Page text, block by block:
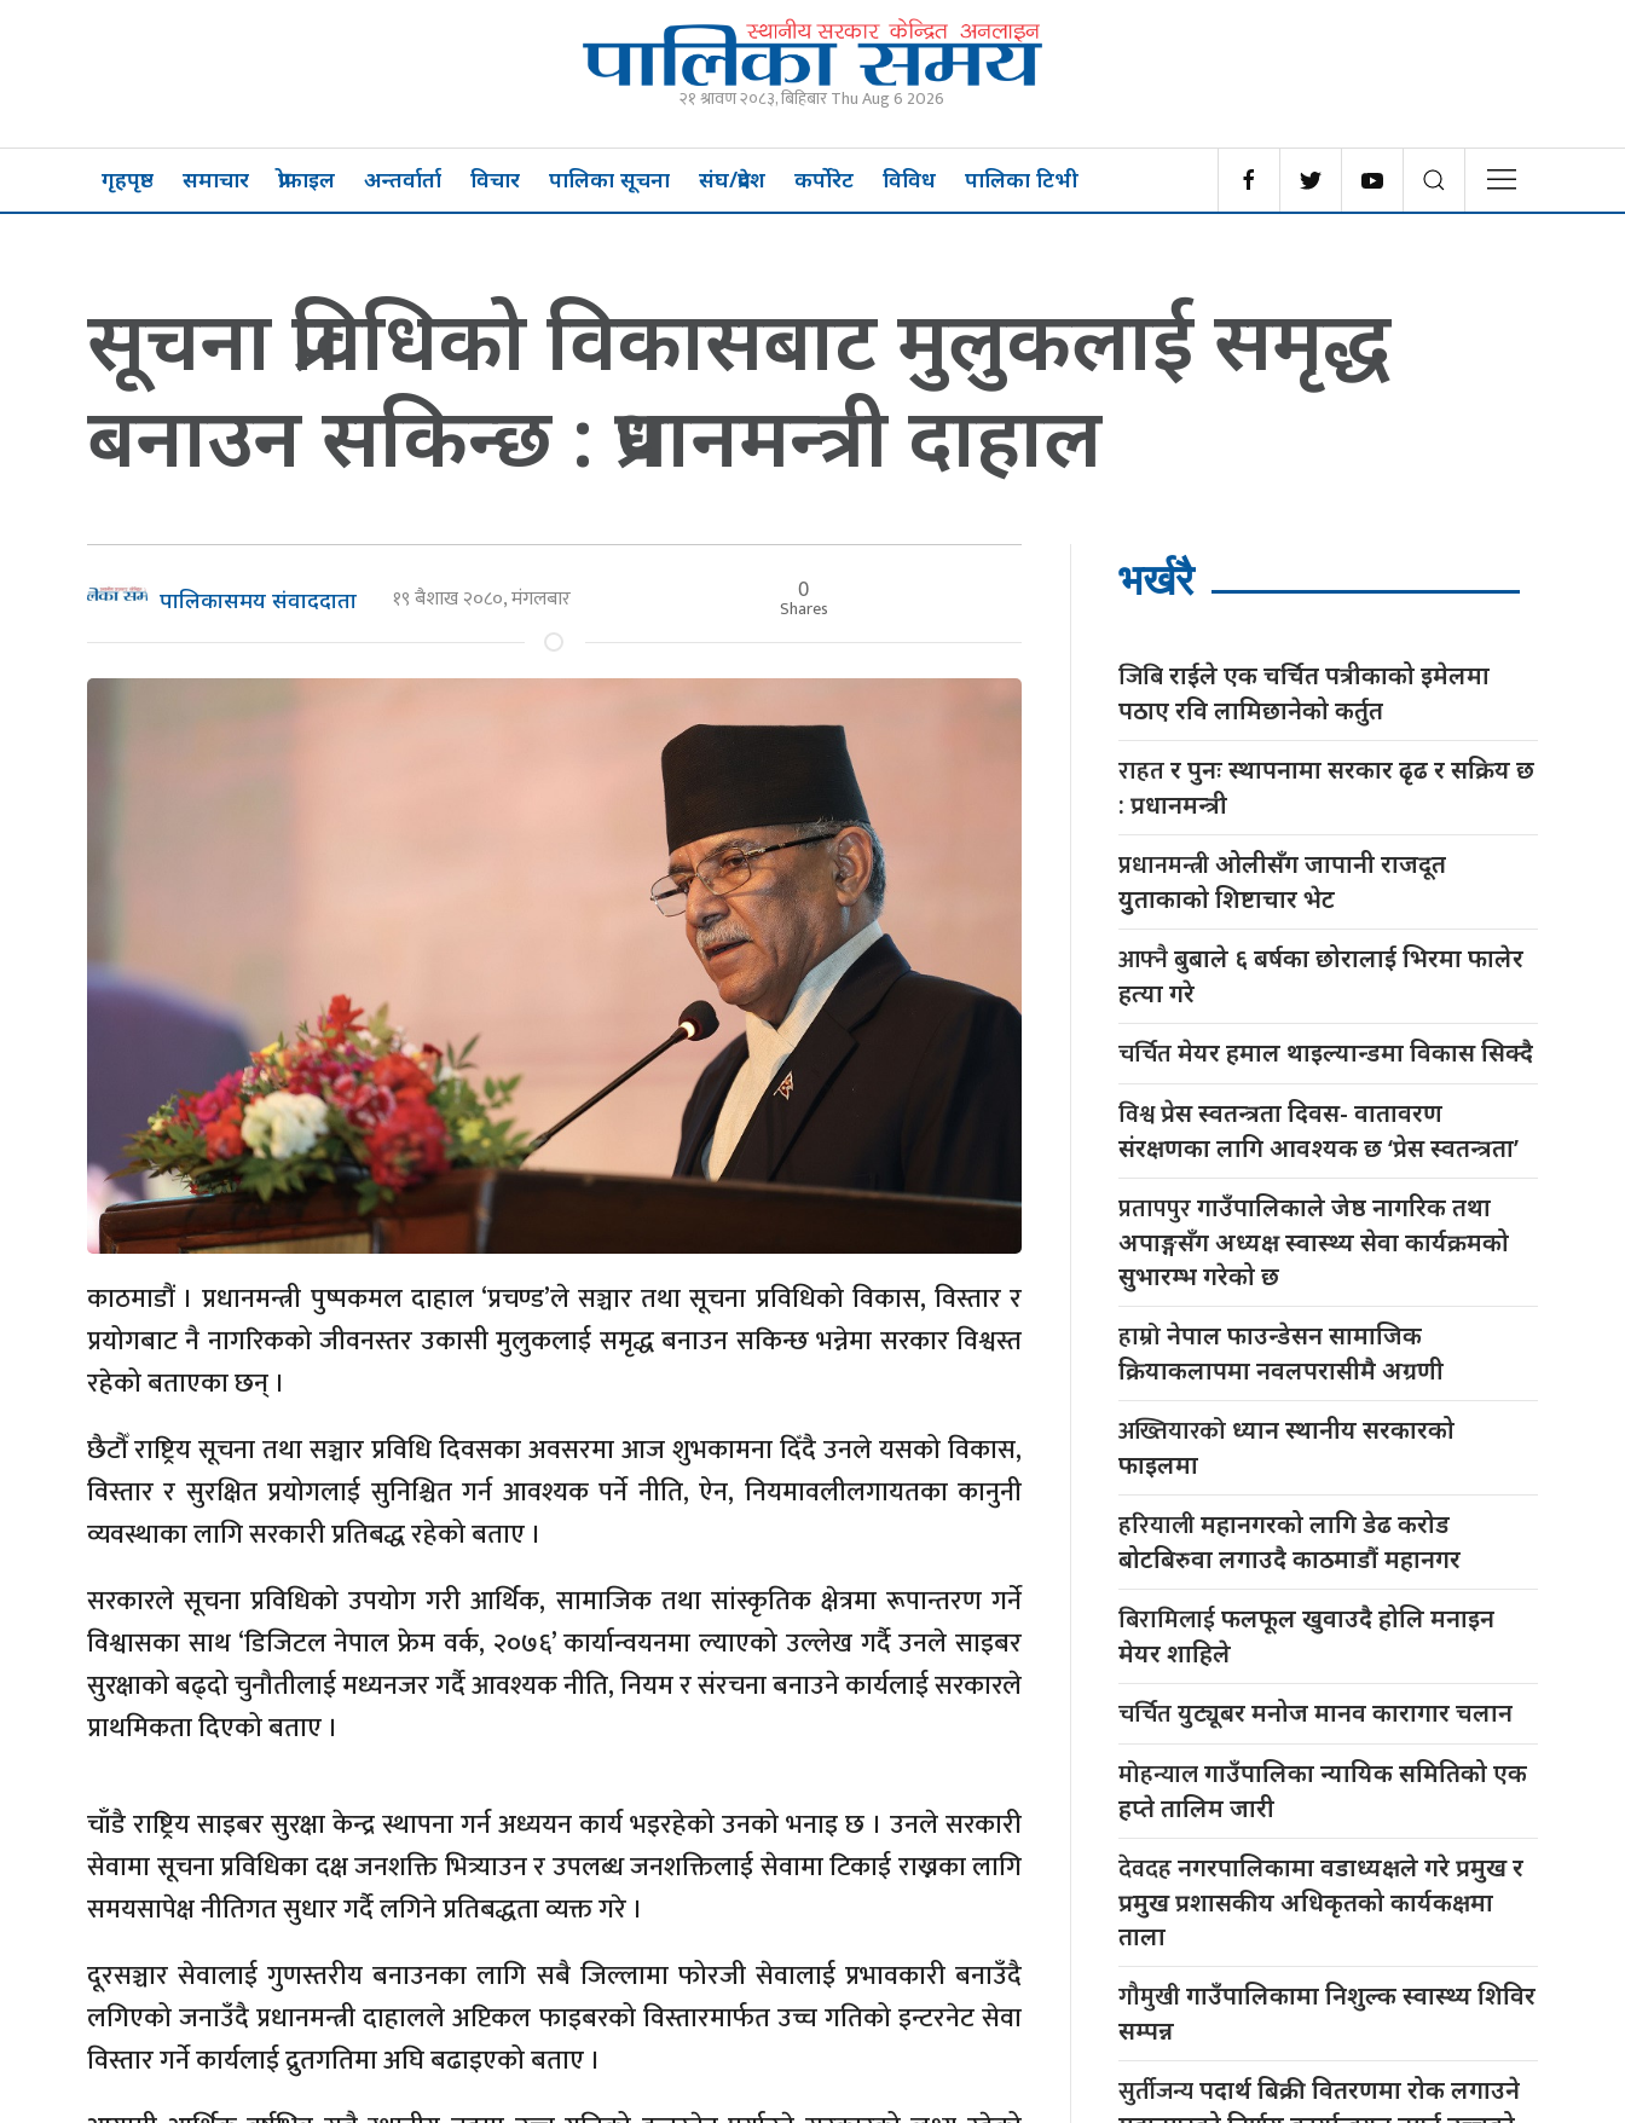
२१ श्रावण २०८३, बिहिबार Thu Aug 6 2026
गृहपृष्ठ समाचार प्रोफाइल अन्तर्वार्ता विचार पालिका सूचना संघ/प्रदेश कर्पोरेट विविध पालिका टिभी
सूचना प्रविधिको विकासबाट मुलुकलाई समृद्ध
बनाउन सकिन्छ : प्रधानमन्त्री दाहाल
पालिकासमय संवाददाता १९ बैशाख २०८०, मंगलबार 0
Shares
काठमाडौं । प्रधानमन्त्री पुष्पकमल दाहाल ‘प्रचण्ड’ले सञ्चार तथा सूचना प्रविधिको विकास, विस्तार र
प्रयोगबाट नै नागरिकको जीवनस्तर उकासी मुलुकलाई समृद्ध बनाउन सकिन्छ भन्नेमा सरकार विश्वस्त
रहेको बताएका छन् ।
छैटौँ राष्ट्रिय सूचना तथा सञ्चार प्रविधि दिवसका अवसरमा आज शुभकामना दिँदै उनले यसको विकास,
विस्तार र सुरक्षित प्रयोगलाई सुनिश्चित गर्न आवश्यक पर्ने नीति, ऐन, नियमावलीलगायतका कानुनी
व्यवस्थाका लागि सरकारी प्रतिबद्ध रहेको बताए ।
सरकारले सूचना प्रविधिको उपयोग गरी आर्थिक, सामाजिक तथा सांस्कृतिक क्षेत्रमा रूपान्तरण गर्ने
विश्वासका साथ ‘डिजिटल नेपाल फ्रेम वर्क, २०७६’ कार्यान्वयनमा ल्याएको उल्लेख गर्दै उनले साइबर
सुरक्षाको बढ्दो चुनौतीलाई मध्यनजर गर्दै आवश्यक नीति, नियम र संरचना बनाउने कार्यलाई सरकारले
प्राथमिकता दिएको बताए ।
चाँडै राष्ट्रिय साइबर सुरक्षा केन्द्र स्थापना गर्न अध्ययन कार्य भइरहेको उनको भनाइ छ । उनले सरकारी
सेवामा सूचना प्रविधिका दक्ष जनशक्ति भित्र्याउन र उपलब्ध जनशक्तिलाई सेवामा टिकाई राख्नका लागि
समयसापेक्ष नीतिगत सुधार गर्दै लगिने प्रतिबद्धता व्यक्त गरे ।
दूरसञ्चार सेवालाई गुणस्तरीय बनाउनका लागि सबै जिल्लामा फोरजी सेवालाई प्रभावकारी बनाउँदै
लगिएको जनाउँदै प्रधानमन्त्री दाहालले अप्टिकल फाइबरको विस्तारमार्फत उच्च गतिको इन्टरनेट सेवा
विस्तार गर्ने कार्यलाई द्रुतगतिमा अघि बढाइएको बताए ।
भर्खरै
जिबिराईले एक चर्चित पत्रीकाको इमेलमा
पठाए रवि लामिछानेको कर्तुत
राहतर पुनः स्थापनामा सरकार ढृढ र सक्रिय छ
: प्रधानमन्त्री
प्रधानमन्त्रीओलीसँग जापानी राजदूत
युुताकाको शिष्टाचार भेट
आफ्नैबुबाले ६ बर्षका छोरालाई भिरमा फालेर
हत्या गरे
चर्चितमेयर हमाल थाइल्यान्डमा विकास सिक्दै
विश्वप्रेस स्वतन्त्रता दिवस- वातावरण
संरक्षणका लागि आवश्यक छ ‘प्रेस स्वतन्त्रता’
प्रतापपुरगाउँपालिकाले जेष्ठ नागरिक तथा
अपाङ्गसँग अध्यक्ष स्वास्थ्य सेवा कार्यक्रमको
सुभारम्भ गरेको छ
हाम्रोनेपाल फाउन्डेसन सामाजिक
क्रियाकलापमा नवलपरासीमै अग्रणी
अख्तियारको ध्यान स्थानीय सरकारको
फाइलमा
हरियालीमहानगरको लागि डेढ करोड
बोटबिरुवा लगाउदै काठमाडौं महानगर
बिरामिलाईफलफूल खुवाउदै होलि मनाइन
मेयर शाहिले
चर्चितयुट्यूबर मनोज मानव कारागार चलान
मोहन्यालगाउँपालिका न्यायिक समितिको एक
हप्ते तालिम जारी
देवदहनगरपालिकामा वडाध्यक्षले गरे प्रमुख र
प्रमुख प्रशासकीय अधिकृतको कार्यकक्षमा
ताला
गौमुखीगाउँपालिकामा निशुल्क स्वास्थ्य शिविर
सम्पन्न
सुर्तीजन्यपदार्थ बिक्री वितरणमा रोक लगाउने